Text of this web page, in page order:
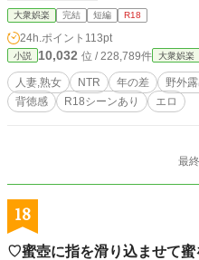
大衆娯楽 完結 短編 R18
24h.ポイント 113pt
小説 10,032 位 / 228,789件 大衆娯楽
人妻,熟女 NTR 年の差 野外露
背徳感
R18シーンあり エロ
最
18
♡蜜壺に指を滑り込ませて